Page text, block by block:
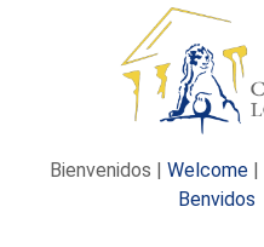
Bienvenidos | Welcome |
Benvidos